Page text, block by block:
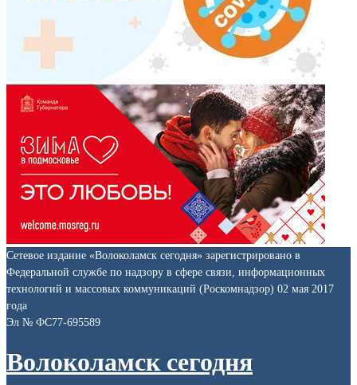
Сетевое издание «Волоколамск сегодня» зарегистрировано в
Федеральной службе по надзору в сфере связи, информационных
технологий и массовых коммуникаций (Роскомнадзор) 02 мая 2017
года
Эл № ФС77-695589
Волоколамск сегодня